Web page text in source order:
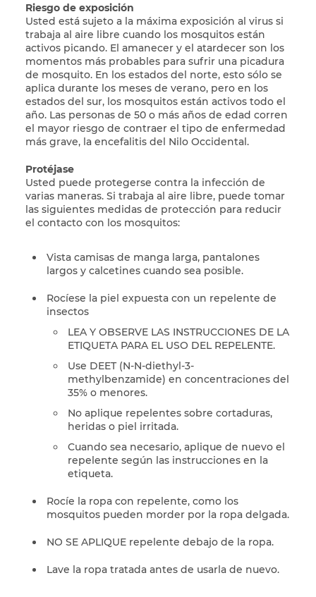
Riesgo de exposición
Usted está sujeto a la máxima exposición al virus si
trabaja al aire libre cuando los mosquitos están
activos picando. El amanecer y el atardecer son los
momentos más probables para sufrir una picadura
de mosquito. En los estados del norte, esto sólo se
aplica durante los meses de verano, pero en los
estados del sur, los mosquitos están activos todo el
año. Las personas de 50 o más años de edad corren
el mayor riesgo de contraer el tipo de enfermedad
más grave, la encefalitis del Nilo Occidental.
Protéjase
Usted puede protegerse contra la infección de
varias maneras. Si trabaja al aire libre, puede tomar
las siguientes medidas de protección para reducir
el contacto con los mosquitos:
Vista camisas de manga larga, pantalones
largos y calcetines cuando sea posible.
Rocíese la piel expuesta con un repelente de
insectos
LEA Y OBSERVE LAS INSTRUCCIONES DE LA
ETIQUETA PARA EL USO DEL REPELENTE.
Use DEET (N-N-diethyl-3-
methylbenzamide) en concentraciones del
35% o menores.
No aplique repelentes sobre cortaduras,
heridas o piel irritada.
Cuando sea necesario, aplique de nuevo el
repelente según las instrucciones en la
etiqueta.
Rocíe la ropa con repelente, como los
mosquitos pueden morder por la ropa delgada.
NO SE APLIQUE repelente debajo de la ropa.
Lave la ropa tratada antes de usarla de nuevo.